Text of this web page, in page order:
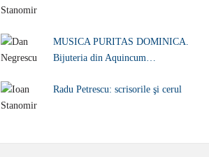
MUSICA PURITAS DOMINICA.
Bijuteria din Aquincum…
Radu Petrescu: scrisorile şi cerul